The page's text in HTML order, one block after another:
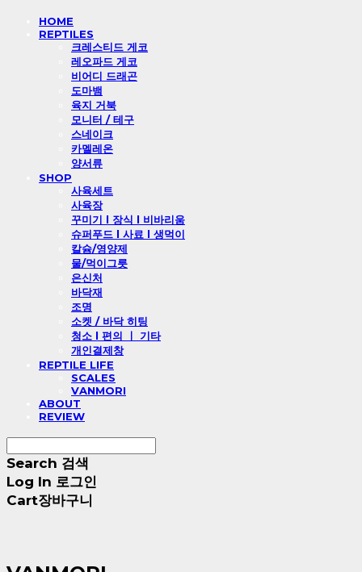
HOME
REPTILES
크레스티드 게코
레오파드 게코
비어디 드래곤
도마뱀
육지 거북
모니터 / 테구
스네이크
카멜레온
양서류
SHOP
사육세트
사육장
꾸미기 l 장식 l 비바리움
슈퍼푸드 l 사료 l 생먹이
칼슘/영양제
물/먹이그릇
은신처
바닥재
조명
소켓 / 바닥 히팅
청소 l 편의 ㅣ 기타
개인결제창
REPTILE LIFE
SCALES
VANMORI
ABOUT
REVIEW
Search 검색
Log In 로그인
Cart장바구니